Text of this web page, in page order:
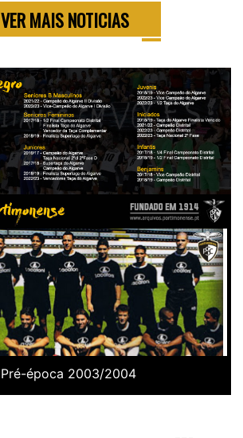
VER MAIS NOTICIAS
Pré-época 2003/2004